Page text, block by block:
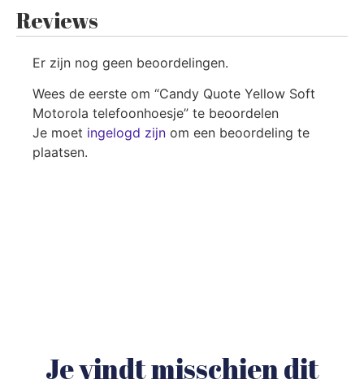
Reviews
Er zijn nog geen beoordelingen.
Wees de eerste om “Candy Quote Yellow Soft
Motorola telefoonhoesje” te beoordelen
Je moet ingelogd zijn om een beoordeling te
plaatsen.
Je vindt misschien dit